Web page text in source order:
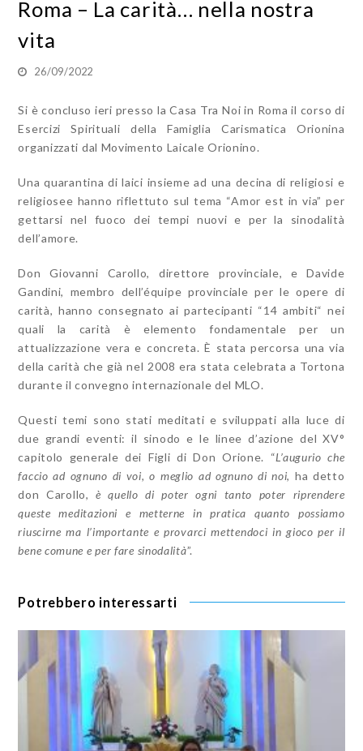
Roma – La carità… nella nostra
vita
26/09/2022
Si è concluso ieri presso la Casa Tra Noi in Roma il corso di
Esercizi Spirituali della Famiglia Carismatica Orionina
organizzati dal Movimento Laicale Orionino.
Una quarantina di laici insieme ad una decina di religiosi e
religiosee hanno riflettuto sul tema “Amor est in via” per
gettarsi nel fuoco dei tempi nuovi e per la sinodalità
dell’amore.
Don Giovanni Carollo, direttore provinciale, e Davide
Gandini, membro dell’équipe provinciale per le opere di
carità, hanno consegnato ai partecipanti “14 ambiti“ nei
quali la carità è elemento fondamentale per un
attualizzazione vera e concreta. È stata percorsa una via
della carità che già nel 2008 era stata celebrata a Tortona
durante il convegno internazionale del MLO.
Questi temi sono stati meditati e sviluppati alla luce di
due grandi eventi: il sinodo e le linee d’azione del XV°
capitolo generale dei Figli di Don Orione. “L’augurio che
faccio ad ognuno di voi, o meglio ad ognuno di noi, ha detto
don Carollo,è quello di poter ogni tanto poter riprendere
queste meditazioni e metterne in pratica quanto possiamo
riuscirne ma l’importante e provarci mettendoci in gioco per il
bene comune e per fare sinodalità”.
Potrebbero interessarti